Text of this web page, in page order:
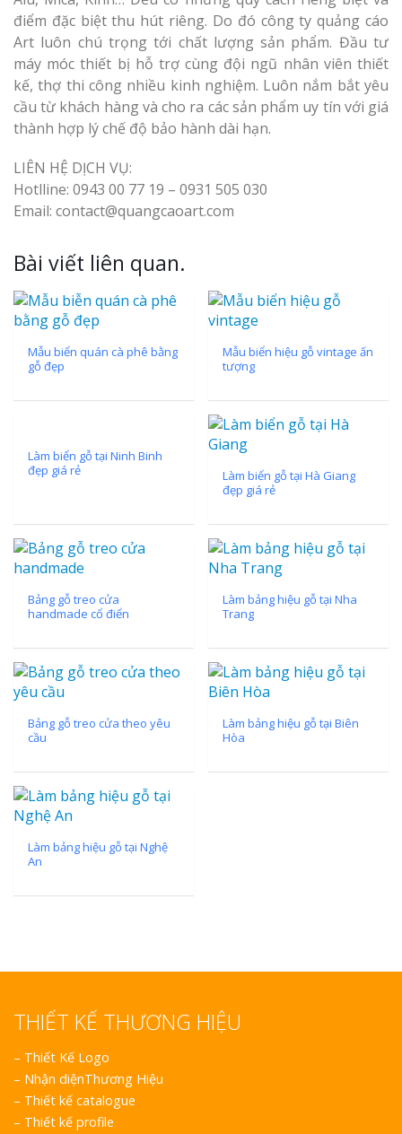
điểm đặc biệt thu hút riêng. Do đó công ty quảng cáo
Art luôn chú trọng tới chất lượng sản phẩm. Đầu tư
máy móc thiết bị hỗ trợ cùng đội ngũ nhân viên thiết
kế, thợ thi công nhiều kinh nghiệm. Luôn nắm bắt yêu
cầu từ khách hàng và cho ra các sản phẩm uy tín với giá
thành hợp lý chế độ bảo hành dài hạn.
LIÊN HỆ DỊCH VỤ:
Hotlline: 0943 00 77 19 – 0931 505 030
Email: contact@quangcaoart.com
Bài viết liên quan.
Mẫu biển quán cà phê bằng
gỗ đẹp
Mẫu biển hiệu gỗ vintage ấn
tượng
Làm biển gỗ tại Ninh Binh
đẹp giá rẻ
Làm biển gỗ tại Hà Giang
đẹp giá rẻ
Bảng gỗ treo cửa
handmade cổ điển
Làm bảng hiệu gỗ tại Nha
Trang
Bảng gỗ treo cửa theo yêu
cầu
Làm bảng hiệu gỗ tại Biên
Hòa
Làm bảng hiệu gỗ tại Nghệ
An
THIẾT KẾ THƯƠNG HIỆU
– Thiết Kế Logo
– Nhận diệnThương Hiệu
– Thiết kế catalogue
– Thiết kế profile
Top 10 Mẫu
Hiệu Shop
Nghệ An Đẹp
Mỏng Nghệ
Hút